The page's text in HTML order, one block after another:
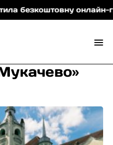
онлайн-гру,